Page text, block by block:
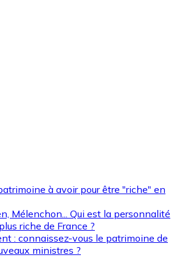
à avoir pour être "riche" en
Mélenchon... Qui est la personnalité
riche de France ?
: connaissez-vous le patrimoine de
ministres ?